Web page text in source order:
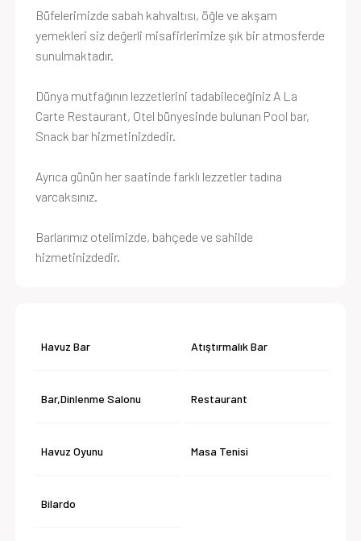
Büfelerimizde sabah kahvaltısı, öğle ve akşam
yemekleri siz değerli misafirlerimize şık bir atmosferde
sunulmaktadır.
Dünya mutfağının lezzetlerini tadabileceğiniz A La
Carte Restaurant, Otel bünyesinde bulunan Pool bar,
Snack bar hizmetinizdedir.
Ayrıca günün her saatinde farklı lezzetler tadına
varcaksınız.
Barlarımız otelimizde, bahçede ve sahilde
hizmetinizdedir.
Havuz Bar Atıştırmalık Bar
Bar,Dinlenme Salonu Restaurant
Havuz Oyunu Masa Tenisi
Bilardo